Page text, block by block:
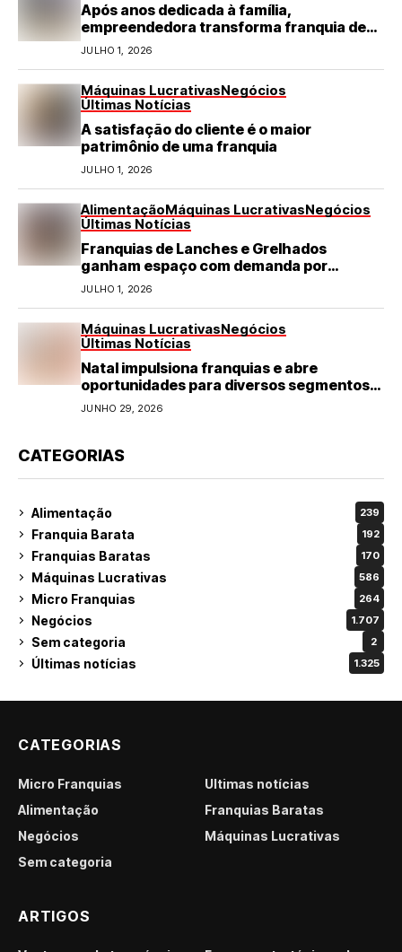
Após anos dedicada à família,
empreendedora transforma franquia de
turismo em negócio de destaque no RN
JULHO 1, 2026
Máquinas LucrativasNegócios
Últimas Notícias
A satisfação do cliente é o maior
patrimônio de uma franquia
JULHO 1, 2026
AlimentaçãoMáquinas LucrativasNegócios
Últimas Notícias
Franquias de Lanches e Grelhados
ganham espaço com demanda por
refeições rápidas e de qualidade
JULHO 1, 2026
Máquinas LucrativasNegócios
Últimas Notícias
Natal impulsiona franquias e abre
oportunidades para diversos segmentos
do varejo
JUNHO 29, 2026
CATEGORIAS
Alimentação 239
Franquia Barata 192
Franquias Baratas 170
Máquinas Lucrativas 586
Micro Franquias 264
Negócios 1.707
Sem categoria 2
Últimas notícias 1.325
CATEGORIAS
Micro Franquias
Últimas notícias
Alimentação
Franquias Baratas
Negócios
Máquinas Lucrativas
Sem categoria
ARTIGOS